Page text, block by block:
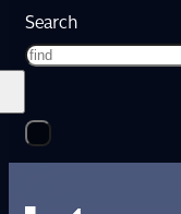
Search